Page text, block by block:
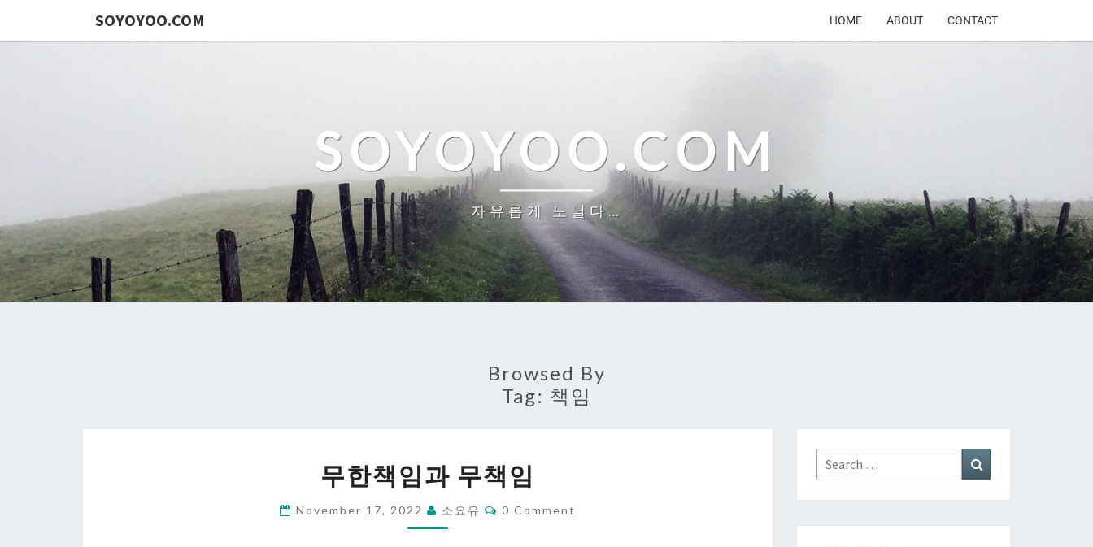
SOYOYOO.COM HOME ABOUT CONTACT
SOYOYOO.COM
자유롭게 노닐다…
Browsed By
Tag: 책임
한
책
임
무한책임과 무책임
November 17, 2022 소요유 Comments
0 Comment
Search
for: